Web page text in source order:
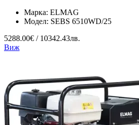
Марка: ELMAG
Модел: SEBS 6510WD/25
5288.00€ / 10342.43лв.
Виж